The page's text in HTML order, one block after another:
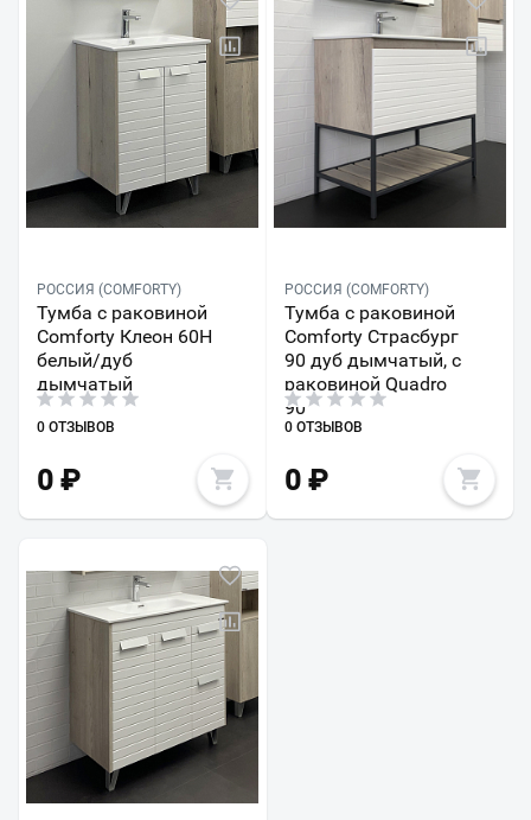
РОССИЯ (COMFORTY)
Тумба с раковиной
Comforty Клеон 60Н
белый/дуб
дымчатый
0 ОТЗЫВОВ
0 ₽
РОССИЯ (COMFORTY)
Тумба с раковиной
Comforty Страсбург
90 дуб дымчатый, с
раковиной Quadro
90
0 ОТЗЫВОВ
0₽